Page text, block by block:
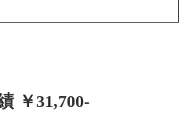
￥31,700-